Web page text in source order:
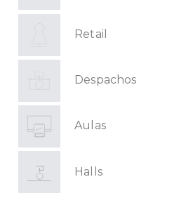
Retail
Despachos
Aulas
Halls